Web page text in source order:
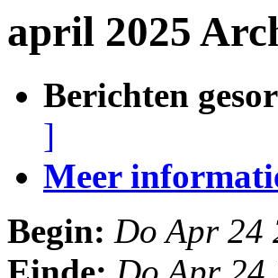
april 2025
Berichten
]
Meer
Begin: Do Apr 24